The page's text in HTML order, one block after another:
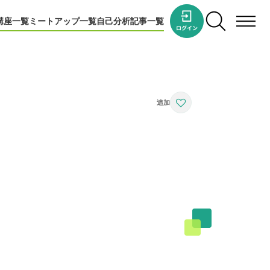
座一覧ミートアップ一覧自己分析記事一覧